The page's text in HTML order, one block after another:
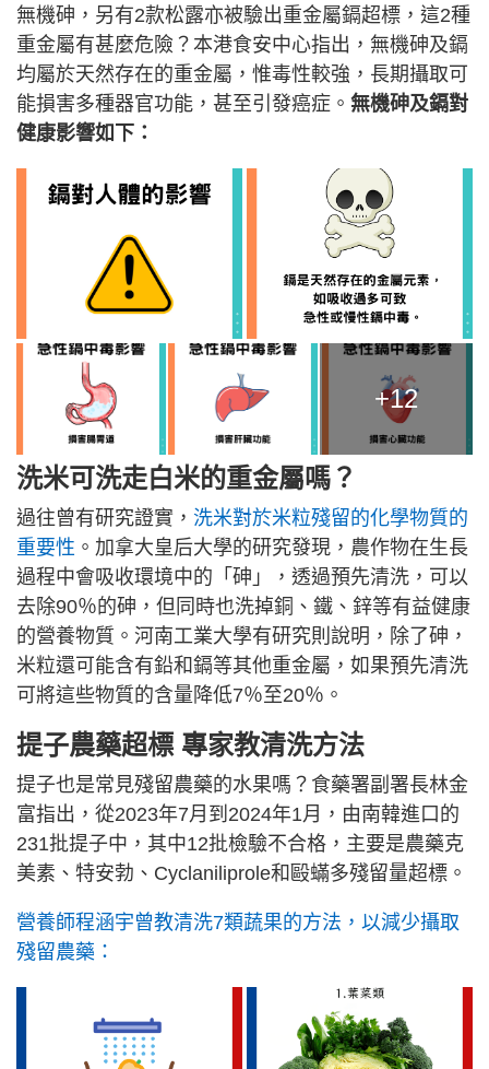
無機砷，另有2款松露亦被驗出重金屬鎘超標，這2種
重金屬有甚麼危險？本港食安中心指出，無機砷及鎘
均屬於天然存在的重金屬，惟毒性較強，長期攝取可
能損害多種器官功能，甚至引發癌症。 無機砷及鎘對
健康影響如下：
+12
洗米可洗走白米的重金屬嗎？
過往曾有研究證實， 洗米對於米粒殘留的化學物質的
重要性 。加拿大皇后大學的研究發現，農作物在生長
過程中會吸收環境中的「砷」，透過預先清洗，可以
去除90％的砷，但同時也洗掉銅、鐵、鋅等有益健康
的營養物質。河南工業大學有研究則說明，除了砷，
米粒還可能含有鉛和鎘等其他重金屬，如果預先清洗
可將這些物質的含量降低7％至20％。
提子農藥超標 專家教清洗方法
提子也是常見殘留農藥的水果嗎？食藥署副署長林金
富指出，從2023年7月到2024年1月，由南韓進口的
231批提子中，其中12批檢驗不合格，主要是農藥克
美素、特安勃、Cyclaniliprole和毆蟎多殘留量超標。
營養師程涵宇曾教清洗7類蔬果的方法，以減少攝取
殘留農藥：